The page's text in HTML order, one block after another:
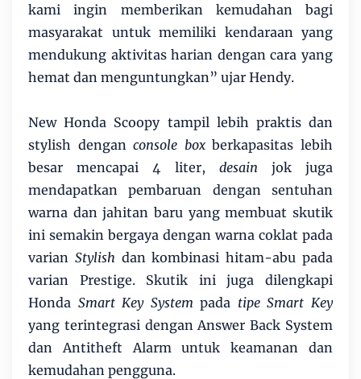
kami ingin memberikan kemudahan bagi
masyarakat untuk memiliki kendaraan yang
mendukung aktivitas harian dengan cara yang
hemat dan menguntungkan” ujar Hendy.
New Honda Scoopy tampil lebih praktis dan
stylish dengan console boxberkapasitas lebih
besar mencapai 4 liter, desain jok juga
mendapatkan pembaruan dengan sentuhan
warna dan jahitan baru yang membuat skutik
ini semakin bergaya dengan warna coklat pada
varian Stylish dan kombinasi hitam-abu pada
varian Prestige. Skutik ini juga dilengkapi
Honda Smart Key System pada tipe Smart Key
yang terintegrasi dengan Answer Back System
dan Antitheft Alarm untuk keamanan dan
kemudahan pengguna.